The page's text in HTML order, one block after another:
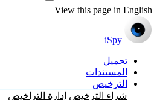
View this page in English
iSpy
تحميل
المستندات
الترخيص
شراء الترخيص إدارة التراخيص